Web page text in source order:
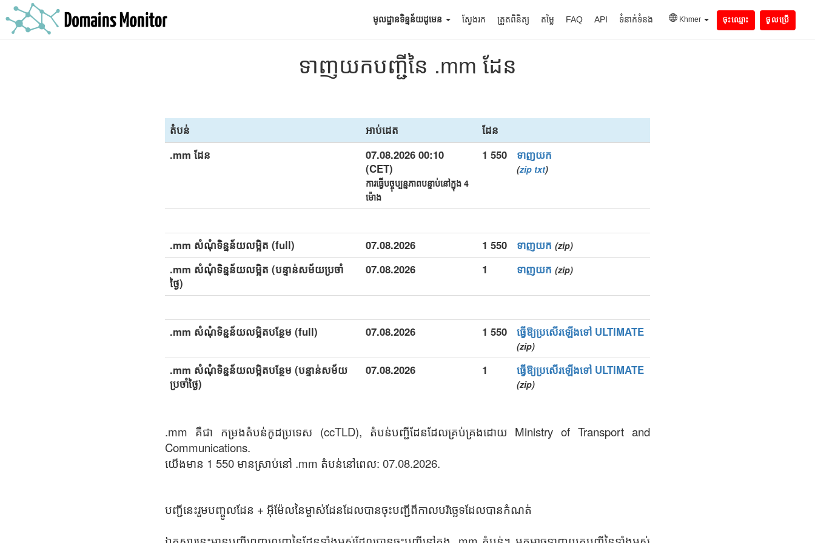
មូលដ្ឋានទិន្នន័យដូមេន ស្វែងរក ត្រួតពិនិត្យ តម្លៃ FAQ API ទំនាក់ទំនង Khmer ចុះឈ្មោះ ចូលប្រើ
ទាញយកបញ្ជីនៃ .mm ដែន
តំបន់ អាប់ដេត
ដែន
.mm ដែន
07.08.2026 00:10
(CET)
ការធ្វើបច្ចុប្បន្នភាពបន្ទាប់នៅក្នុង 4
ម៉ោង
1 550 ទាញយក
(zip txt)
.mm សំណុំទិន្នន័យលម្អិត (full) 07.08.2026 1 550 ទាញយក (zip)
.mm សំណុំទិន្នន័យលម្អិត (បន្ទាន់សម័យប្រចាំ
ថ្ងៃ)
07.08.2026 1 ទាញយក (zip)
.mm សំណុំទិន្នន័យលម្អិតបន្ថែម (full) 07.08.2026 1 550 ធ្វើឱ្យប្រសើរឡើងទៅ ULTIMATE
(zip)
.mm សំណុំទិន្នន័យលម្អិតបន្ថែម (បន្ទាន់សម័យ
ប្រចាំថ្ងៃ)
07.08.2026 1 ធ្វើឱ្យប្រសើរឡើងទៅ ULTIMATE
(zip)
.mm គឺជា កម្រងតំបន់កូដប្រទេស (ccTLD), តំបន់បញ្ជីដែនដែលគ្រប់គ្រងដោយ Ministry of Transport and
Communications.
យើងមាន 1 550 មានស្រាប់នៅ .mm តំបន់នៅពេល: 07.08.2026.
បញ្ជីនេះរួមបញ្ចូលដែន + អ៊ីម៉ែលនៃម្ចាស់ដែនដែលបានចុះបញ្ជីពីកាលបរិច្ឆេទដែលបានកំណត់